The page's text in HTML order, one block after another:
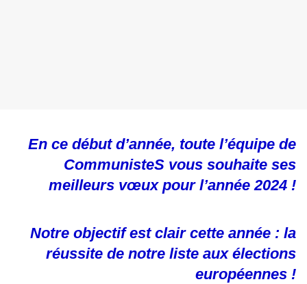
En ce début d’année, toute l’équipe de
CommunisteS vous souhaite ses
meilleurs vœux pour l’année 2024 !
Notre objectif est clair cette année : la
réussite de notre liste aux élections
européennes !